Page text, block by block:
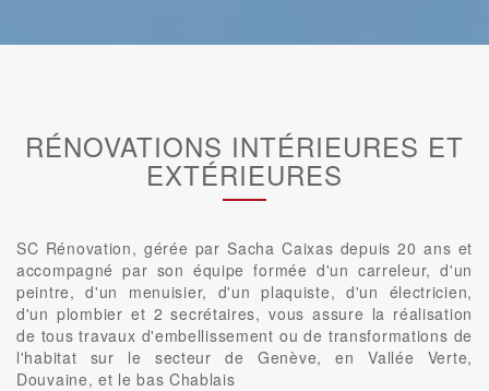
RÉNOVATIONS INTÉRIEURES ET
EXTÉRIEURES
SC Rénovation, gérée par Sacha Caixas depuis 20 ans et
accompagné par son équipe formée d'un carreleur, d'un
peintre, d'un menuisier, d'un plaquiste, d'un électricien,
d'un plombier et 2 secrétaires, vous assure la réalisation
de tous travaux d'embellissement ou de transformations de
l'habitat sur le secteur de Genève, en Vallée Verte,
Douvaine, et le bas Chablais